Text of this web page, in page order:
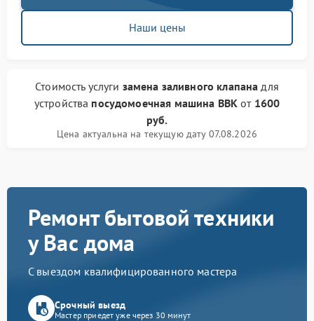
Наши цены
Стоимость услуги замена заливного клапана для
устройства посудомоечная машина BBK от 1600
руб.
Цена актуальна на текущую дату 07.08.2026
Ремонт бытовой техники
у Вас дома
С выездом квалифицированного мастера
Срочный выезд
Мастер приедет уже через 30 минут